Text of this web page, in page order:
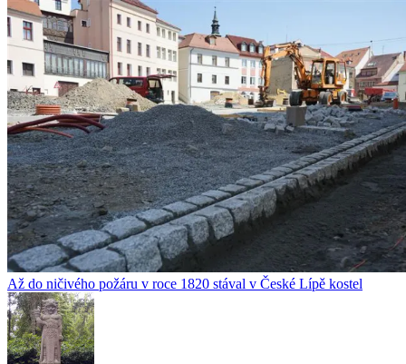
Až do ničivého požáru v roce 1820 stával v České Lípě kostel